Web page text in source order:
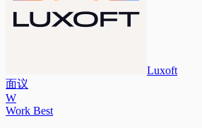
Luxoft
面议
W
Work Best